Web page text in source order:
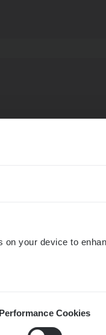
your device to
Performance Cookies